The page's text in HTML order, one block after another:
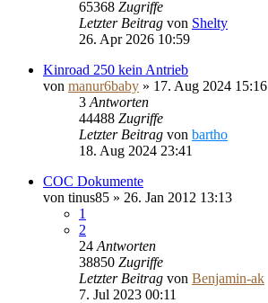
65368 Zugriffe
Letzter Beitrag von Shelty
26. Apr 2026 10:59
Kinroad 250 kein Antrieb
von manur6baby » 17. Aug 2024 15:16
3 Antworten
44488 Zugriffe
Letzter Beitrag von bartho
18. Aug 2024 23:41
COC Dokumente
von tinus85 » 26. Jan 2012 13:13
1
2
24 Antworten
38850 Zugriffe
Letzter Beitrag von Benjamin-ak
7. Jul 2023 00:11